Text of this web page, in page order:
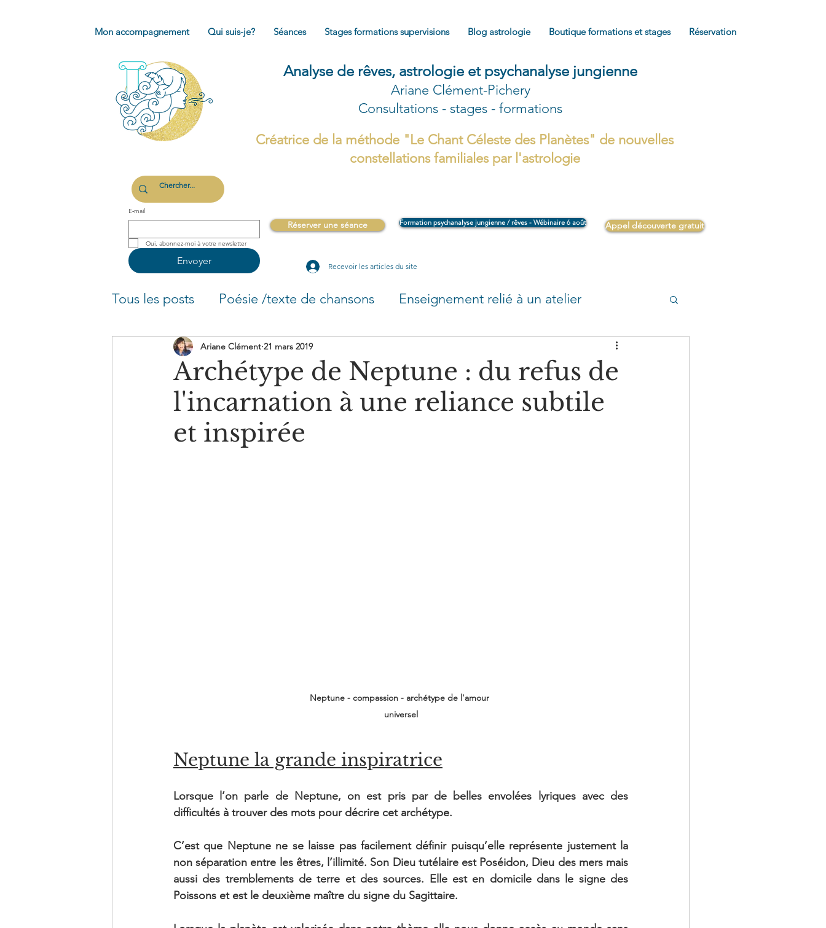
Mon accompagnement Qui suis-je? Séances Stages formations supervisions Blog astrologie Boutique formations et stages Réservation
Analyse de rêves, astrologie et psychanalyse jungienne
Ariane Clément-Pichery
Consultations - stages - formations
Créatrice de la méthode "Le Chant Céleste des Planètes" de nouvelles
constellations familiales par l'astrologie
E‑mail
Envoyer
Formation psychanalyse jungienne / rêves - Wébinaire 6 août
Réserver une séance
Recevoir les articles du site
Appel découverte gratuit
Tous les posts Poésie /texte de chansons Enseignement relié à un atelier
Blog astrologie - Archétypes
Blog astrologie - Pleine Lune
Archétype de Neptune : du refus de
l'incarnation à une reliance subtile
et inspirée
Ariane Clément 21 mars 2019
Neptune - compassion - archétype de l'amour
universel
Neptune la grande inspiratrice
Lorsque l’on parle de Neptune, on est pris par de belles envolées lyriques avec des
difficultés à trouver des mots pour décrire cet archétype.
C’est que Neptune ne se laisse pas facilement définir puisqu’elle représente justement la
non séparation entre les êtres, l’illimité. Son Dieu tutélaire est Poséidon, Dieu des mers mais
aussi des tremblements de terre et des sources. Elle est en domicile dans le signe des
Poissons et est le deuxième maître du signe du Sagittaire.